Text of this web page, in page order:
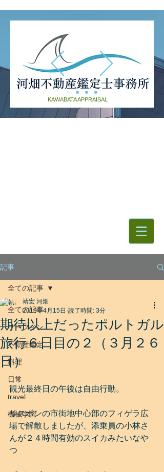
KAWABATA APPRAISAL
記事
全ての記事
サーフィン
不動産鑑定
料理
日常
travel
機械学習
全ての記事
期待以上だったポルトガル
旅行６日目の２（３月２６
日）
靖宏 河畑
2019年4月15日 読了時間: 3分
観光最終日の午後は自由行動。
リスボンの市街地中心部のフィゲラ広
場で解散しましたが、添乗員の小林さ
んが２４時間有効のスイカみたいなや
つ